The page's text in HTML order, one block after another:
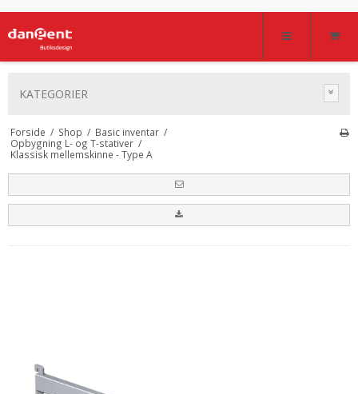
KATEGORIER
Forside / Shop / Basic inventar /
Opbygning L- og T-stativer /
Klassisk mellemskinne - Type A